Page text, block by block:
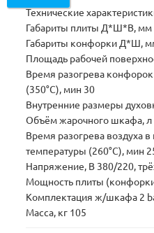
Технические
Габариты плиты Д*Ш*В, мм
Габариты конфорки Д*Ш,
Площадь рабочей
Время разогрева
(350°С), мин 30
Внутренние размеры
Объём жарочного шкафа, л
Время разогрева воздуха
температуры (260°С), мин
Напряжение, В 380/220,
Мощность плиты
Комплектация ж/шкафа 2
Масса, кг 105